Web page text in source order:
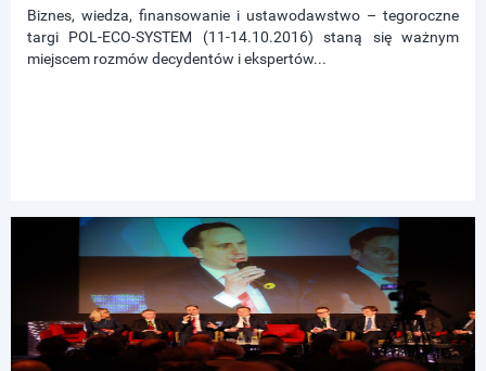
Biznes, wiedza, finansowanie i ustawodawstwo – tegoroczne
targi POL-ECO-SYSTEM (11-14.10.2016) staną się ważnym
miejscem rozmów decydentów i ekspertów...